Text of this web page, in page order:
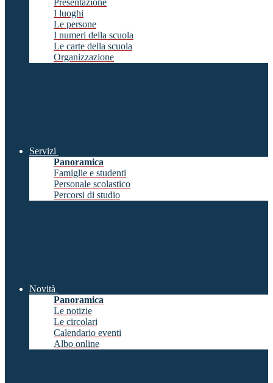
Presentazione
I luoghi
Le persone
I numeri della scuola
Le carte della scuola
Organizzazione
Servizi
Panoramica
Famiglie e studenti
Personale scolastico
Percorsi di studio
Novità
Panoramica
Le notizie
Le circolari
Calendario eventi
Albo online